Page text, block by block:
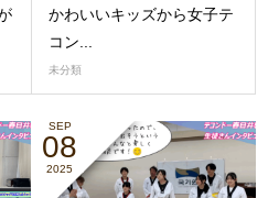
かわいいキッズから女子テ
コン...
未分類
SEP
08
2025